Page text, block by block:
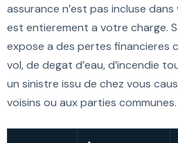
assurance n’est pas incluse
est entierement a votre charge.
expose a des pertes financieres
vol, de degat d’eau, d’incendie
un sinistre issu de chez vous
voisins ou aux parties communes.